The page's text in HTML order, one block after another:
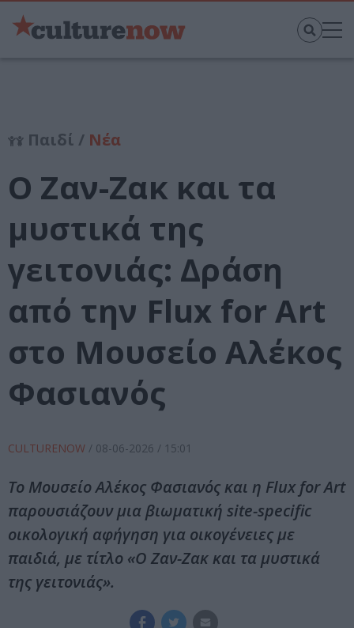
Παιδί / Νέα
Ο Ζαν-Ζακ και τα
μυστικά της
γειτονιάς: Δράση
από την Flux for Art
στο Μουσείο Αλέκος
Φασιανός
CULTURENOW / 08-06-2026 / 15:01
Το Μουσείο Αλέκος Φασιανός και η Flux for Art
παρουσιάζουν μια βιωματική site-specific
οικολογική αφήγηση για οικογένειες με
παιδιά, με τίτλο «Ο Ζαν-Ζακ και τα μυστικά
της γειτονιάς».